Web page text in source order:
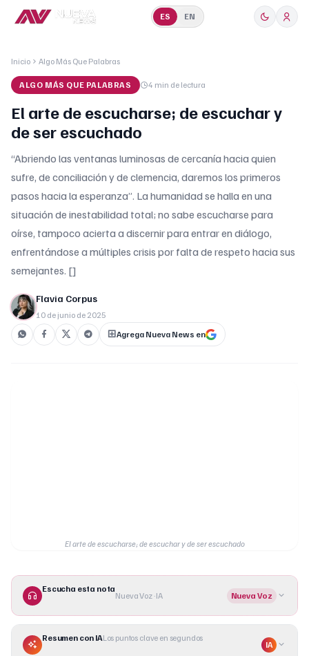
ES EN
Inicio Algo Más Que Palabras
ALGO MÁS QUE PALABRAS 4 min de lectura
El arte de escucharse; de escuchar y
de ser escuchado
“Abriendo las ventanas luminosas de cercanía hacia quien
sufre, de conciliación y de clemencia, daremos los primeros
pasos hacia la esperanza”. La humanidad se halla en una
situación de inestabilidad total; no sabe escucharse para
oírse, tampoco acierta a discernir para entrar en diálogo,
enfrentándose a múltiples crisis por falta de respeto hacia sus
semejantes. []
Flavia Corpus
10 de junio de 2025
Agrega Nueva News en
El arte de escucharse; de escuchar y de ser escuchado
Escucha esta nota
Nueva Voz · IA Nueva Voz
Resumen con IALos puntos clave en segundos
IA